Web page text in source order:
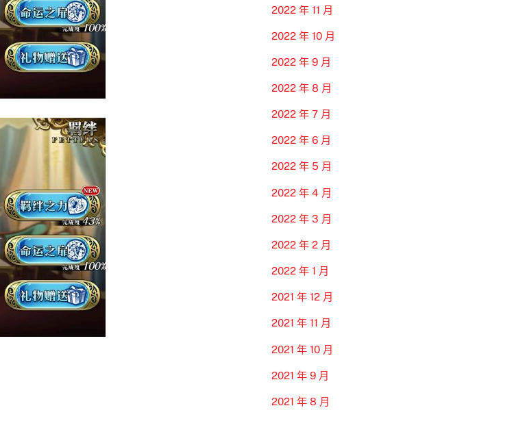
2022 年 11 月
2022 年 10 月
2022 年 9 月
2022 年 8 月
2022 年 7 月
2022 年 6 月
2022 年 5 月
2022 年 4 月
2022 年 3 月
2022 年 2 月
2022 年 1 月
2021 年 12 月
2021 年 11 月
2021 年 10 月
2021 年 9 月
2021 年 8 月